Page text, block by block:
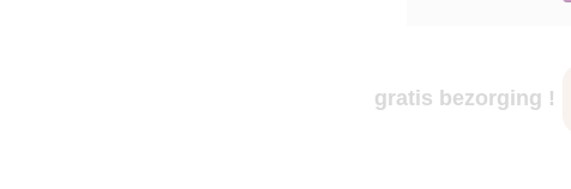
gratis bezorging !